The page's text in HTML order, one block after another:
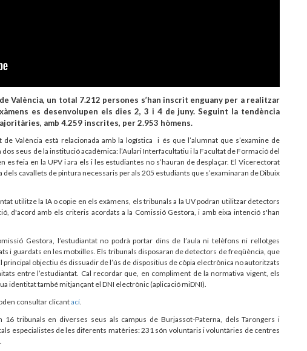
València, un total 7.212 persones s’han inscrit enguany per a realitzar
es desenvolupen els dies 2, 3 i 4 de juny. Seguint la tendència
amb 4.259 inscrites, per 2.953 hòmens.
València està relacionada amb la logística i és que l’alumnat que s’examine de
seus de la institució acadèmica: l’Aulari Interfacultatiu i la Facultat de Formació del
es feia en la UPV i ara els i les estudiantes no s’hauran de desplaçar. El Vicerectorat
dels cavallets de pintura necessaris per als 205 estudiants que s’examinaran de Dibuix
utilitze la IA o copie en els exàmens, els tribunals a la UV podran utilitzar detectors
d'acord amb els criteris acordats a la Comissió Gestora, i amb eixa intenció s'han
Gestora, l’estudiantatno podrà portar dins de l’aula ni telèfons ni rellotges
i guardats en les motxilles. Els tribunals disposaran de detectors de freqüència, que
principal objectiu és dissuadir de l’ús de dispositius de còpia electrònica no autoritzats
entre l’estudiantat. Cal recordar que, en compliment de la normativa vigent, els
identitat també mitjançant el DNI electrònic (aplicació miDNI).
consultar clicantací
16 tribunals en diverses seus als campus de Burjassot-Paterna, dels Tarongers i
especialistes de les diferents matèries: 231 són voluntaris i voluntàries de centres